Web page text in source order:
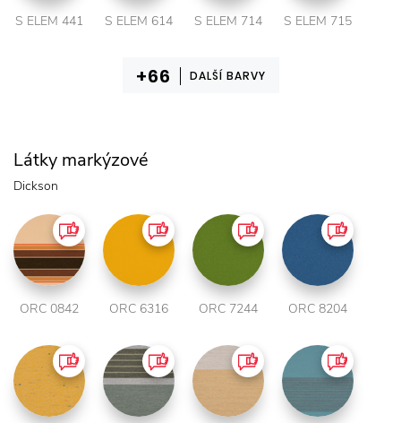
S ELEM 441 S ELEM 614 S ELEM 714 S ELEM 715
DALŠÍ BARVY
Látky markýzové
Dickson
ORC 0842 ORC 6316 ORC 7244 ORC 8204